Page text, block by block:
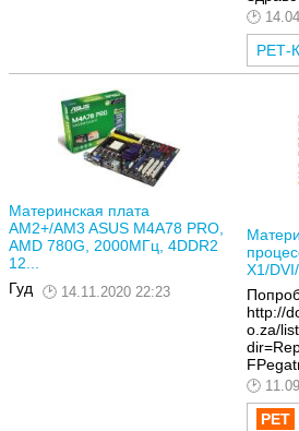
РЕТ-
Материнская плата
AM2+/AM3 ASUS M4A78 PRO,
AMD 780G, 2000МГц, 4DDR2
12...
Гуд
14.11.2020 22:23
X1/
http://
o.za/